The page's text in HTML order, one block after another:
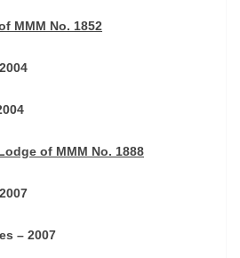
MMM No. 1852
of MMM No. 1888
– 2007